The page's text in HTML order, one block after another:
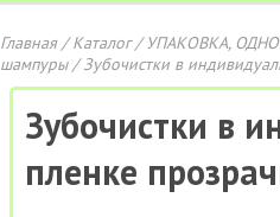
Главная/Каталог/УПАКОВКА,
шампуры/ Зубочистки в
Зубочистки в
пленке